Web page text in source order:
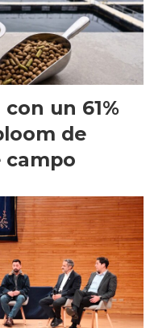
un 61%
de
campo